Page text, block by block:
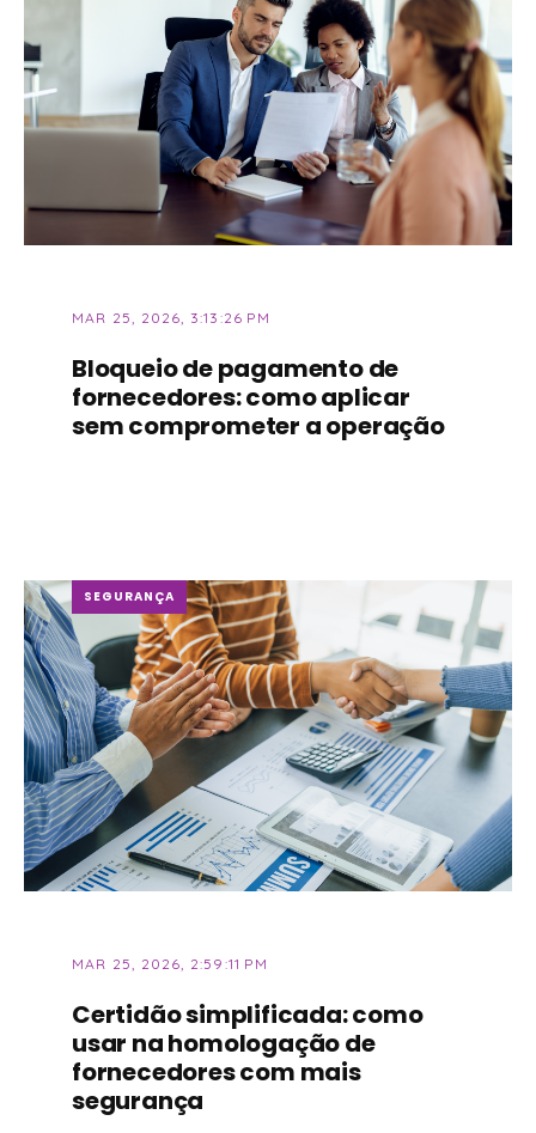
MAR 25, 2026, 3:13:26 PM
Bloqueio de pagamento de
fornecedores: como aplicar
sem comprometer a operação
SEGURANÇA
MAR 25, 2026, 2:59:11 PM
Certidão simplificada: como
usar na homologação de
fornecedores com mais
segurança